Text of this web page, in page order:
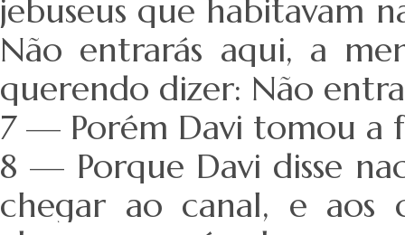
jebuseus que habitavam
Não entrarás aqui, a
querendo dizer: Não
7 — Porém Davi tomou a
8 — Porque Davi disse
chegar ao canal, e aos